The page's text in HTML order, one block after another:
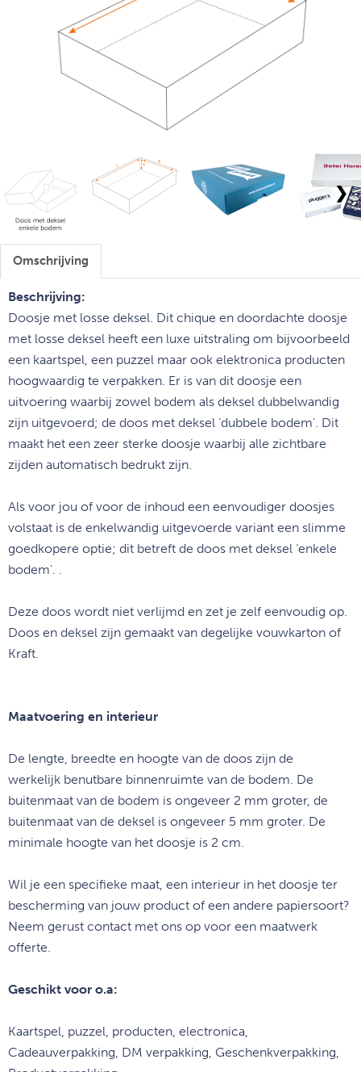
❯
Omschrijving
Beschrijving:
Doosje met losse deksel. Dit chique en doordachte doosje
met losse deksel heeft een luxe uitstraling om bijvoorbeeld
een kaartspel, een puzzel maar ook elektronica producten
hoogwaardig te verpakken. Er is van dit doosje een
uitvoering waarbij zowel bodem als deksel dubbelwandig
zijn uitgevoerd; de doos met deksel ‘dubbele bodem'. Dit
maakt het een zeer sterke doosje waarbij alle zichtbare
zijden automatisch bedrukt zijn.
Als voor jou of voor de inhoud een eenvoudiger doosjes
volstaat is de enkelwandig uitgevoerde variant een slimme
goedkopere optie; dit betreft de doos met deksel ‘enkele
bodem'. .
Deze doos wordt niet verlijmd en zet je zelf eenvoudig op.
Doos en deksel zijn gemaakt van degelijke vouwkarton of
Kraft.
Maatvoering en interieur
De lengte, breedte en hoogte van de doos zijn de
werkelijk benutbare binnenruimte van de bodem. De
buitenmaat van de bodem is ongeveer 2 mm groter, de
buitenmaat van de deksel is ongeveer 5 mm groter. De
minimale hoogte van het doosje is 2 cm.
Wil je een specifieke maat, een interieur in het doosje ter
bescherming van jouw product of een andere papiersoort?
Neem gerust contact met ons op voor een maatwerk
offerte.
Geschikt voor o.a:
Kaartspel, puzzel, producten, electronica,
Cadeauverpakking, DM verpakking, Geschenkverpakking,